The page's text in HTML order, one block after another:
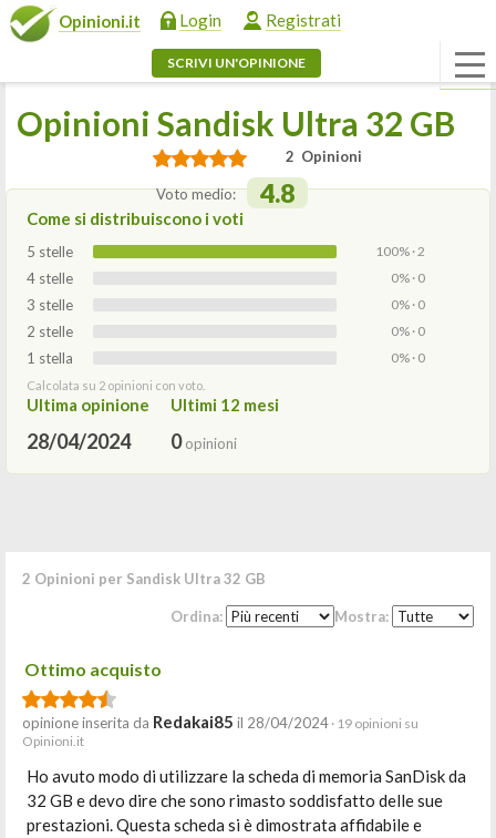
Opinioni.it Login Registrati
SCRIVI UN'OPINIONE
Opinioni Sandisk Ultra 32 GB
2 Opinioni
Voto medio: 4.8
Come si distribuiscono i voti
5 stelle 100% · 2
4 stelle 0% · 0
3 stelle 0% · 0
2 stelle 0% · 0
1 stella 0% · 0
Calcolata su 2 opinioni con voto.
Ultima opinione
28/04/2024
Ultimi 12 mesi
0opinioni
2 Opinioni per Sandisk Ultra 32 GB
Ordina: Mostra:
Ottimo acquisto
opinione inserita da Redakai85 il 28/04/2024 · 19 opinioni su
Opinioni.it
Ho avuto modo di utilizzare la scheda di memoria SanDisk da
32 GB e devo dire che sono rimasto soddisfatto delle sue
prestazioni. Questa scheda si è dimostrata affidabile e